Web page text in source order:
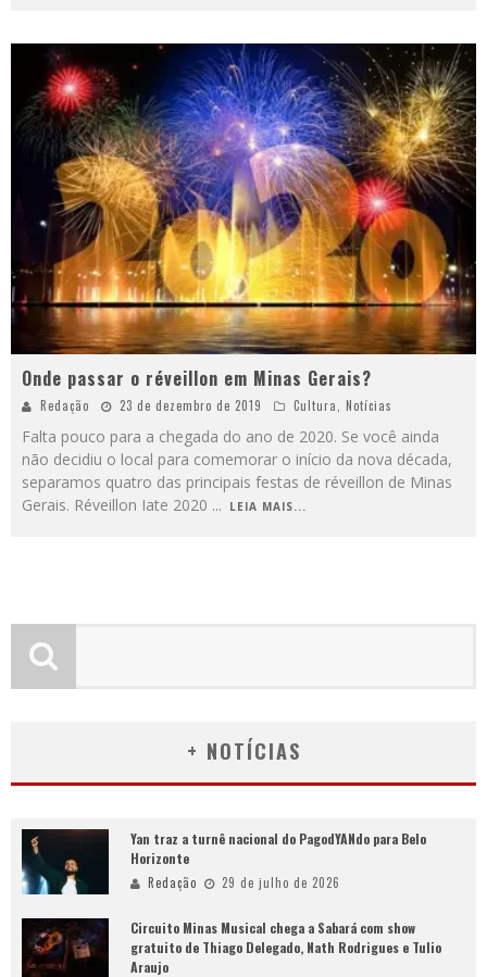
Onde passar o réveillon em Minas Gerais?
Redação 23 de dezembro de 2019 Cultura Notícias
Falta pouco para a chegada do ano de 2020. Se você ainda
não decidiu o local para comemorar o início da nova década,
separamos quatro das principais festas de réveillon de Minas
Gerais. Réveillon Iate 2020 ... LEIA MAIS...
+ NOTÍCIAS
Yan traz a turnê nacional do PagodYANdo para Belo
Horizonte
Redação 29 de julho de 2026
Circuito Minas Musical chega a Sabará com show
gratuito de Thiago Delegado, Nath Rodrigues e Tulio
Araujo